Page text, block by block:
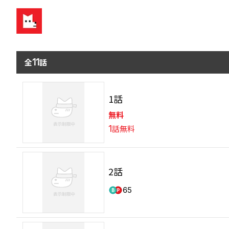
全11話
1話
無料
1話無料
2話
65